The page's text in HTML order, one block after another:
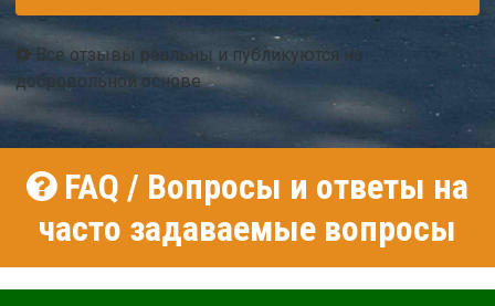
Все отзывы реальны и публикуются на
добровольной основе
FAQ / Вопросы и ответы на
часто задаваемые вопросы